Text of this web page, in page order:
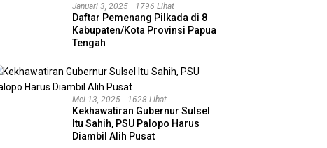
Januari 3, 2025 1796 Lihat
Daftar Pemenang Pilkada di 8
Kabupaten/Kota Provinsi Papua
Tengah
Mei 13, 2025 1628 Lihat
Kekhawatiran Gubernur Sulsel
Itu Sahih, PSU Palopo Harus
Diambil Alih Pusat